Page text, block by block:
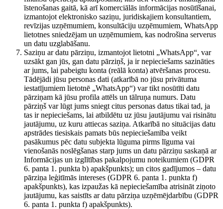
īstenošanas gaitā, kā arī komerciālās informācijas nosūtīšanai,
izmantojot elektronisko saziņu, juridiskajiem konsultantiem,
revīzijas uzņēmumiem, konsultāciju uzņēmumiem, WhatsApp
lietotnes sniedzējam un uzņēmumiem, kas nodrošina serverus
un datu uzglabāšanu.
Saziņu ar datu pārziņu, izmantojot lietotni „WhatsApp“, var
uzsākt gan jūs, gan datu pārziņš, ja ir nepieciešams sazināties
ar jums, lai pabeigtu konta (reālā konta) atvēršanas procesu.
Tādējādi jūsu personas dati (atkarībā no jūsu privātuma
iestatījumiem lietotnē „WhatsApp“) var tikt nosūtīti datu
pārziņam kā jūsu profila attēls un tālruņa numurs. Datu
pārziņš var lūgt jums sniegt citus personas datus tikai tad, ja
tas ir nepieciešams, lai atbildētu uz jūsu jautājumu vai risinātu
jautājumu, uz kuru attiecas saziņa. Atkarībā no situācijas datu
apstrādes tiesiskais pamats būs nepieciešamība veikt
pasākumus pēc datu subjekta lūguma pirms līguma vai
vienošanās noslēgšanas starp jums un datu pārziņu saskaņā ar
Informācijas un izglītības pakalpojumu noteikumiem (GDPR
6. panta 1. punkta b) apakšpunkts); un citos gadījumos – datu
pārziņa leģitīmās intereses (GDPR 6. panta 1. punkta f)
apakšpunkts), kas izpaužas kā nepieciešamība atrisināt ziņoto
jautājumu, kas saistīts ar datu pārziņa uzņēmējdarbību (GDPR
6. panta 1. punkta f) apakšpunkts).